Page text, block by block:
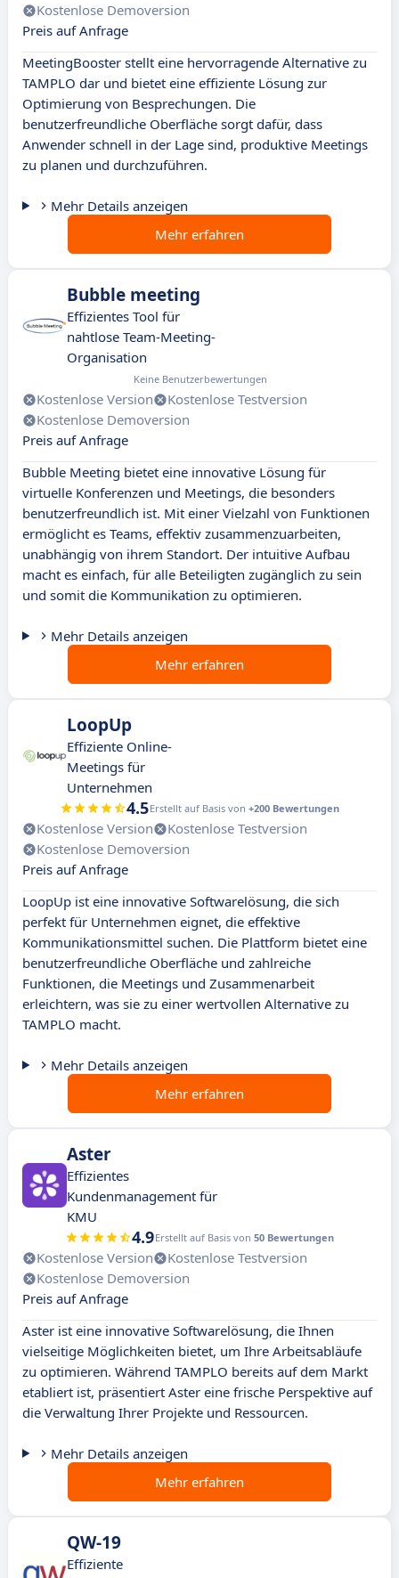
Kostenlose Demoversion
Preis auf Anfrage
MeetingBooster stellt eine hervorragende Alternative zu
TAMPLO dar und bietet eine effiziente Lösung zur
Optimierung von Besprechungen. Die
benutzerfreundliche Oberfläche sorgt dafür, dass
Anwender schnell in der Lage sind, produktive Meetings
zu planen und durchzuführen.
Mehr Details anzeigen
Mehr erfahren
Bubble meeting
Effizientes Tool für
nahtlose Team-Meeting-
Organisation
Keine Benutzerbewertungen
Kostenlose Version
Kostenlose Testversion
Kostenlose Demoversion
Preis auf Anfrage
Bubble Meeting bietet eine innovative Lösung für
virtuelle Konferenzen und Meetings, die besonders
benutzerfreundlich ist. Mit einer Vielzahl von Funktionen
ermöglicht es Teams, effektiv zusammenzuarbeiten,
unabhängig von ihrem Standort. Der intuitive Aufbau
macht es einfach, für alle Beteiligten zugänglich zu sein
und somit die Kommunikation zu optimieren.
Mehr Details anzeigen
Mehr erfahren
LoopUp
Effiziente Online-
Meetings für
Unternehmen
4.5Erstellt auf Basis von +200 Bewertungen
Kostenlose Version
Kostenlose Testversion
Kostenlose Demoversion
Preis auf Anfrage
LoopUp ist eine innovative Softwarelösung, die sich
perfekt für Unternehmen eignet, die effektive
Kommunikationsmittel suchen. Die Plattform bietet eine
benutzerfreundliche Oberfläche und zahlreiche
Funktionen, die Meetings und Zusammenarbeit
erleichtern, was sie zu einer wertvollen Alternative zu
TAMPLO macht.
Mehr Details anzeigen
Mehr erfahren
Aster
Effizientes
Kundenmanagement für
KMU
4.9Erstellt auf Basis von 50 Bewertungen
Kostenlose Version
Kostenlose Testversion
Kostenlose Demoversion
Preis auf Anfrage
Aster ist eine innovative Softwarelösung, die Ihnen
vielseitige Möglichkeiten bietet, um Ihre Arbeitsabläufe
zu optimieren. Während TAMPLO bereits auf dem Markt
etabliert ist, präsentiert Aster eine frische Perspektive auf
die Verwaltung Ihrer Projekte und Ressourcen.
Mehr Details anzeigen
Mehr erfahren
QW-19
Effiziente